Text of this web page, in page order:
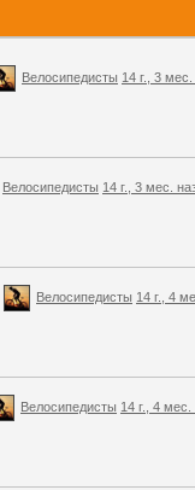
Велосипедисты 14 г., 3
Велосипедисты 14 г., 3 мес.
Велосипедисты 14 г., 4
Велосипедисты 14 г., 4 мес.